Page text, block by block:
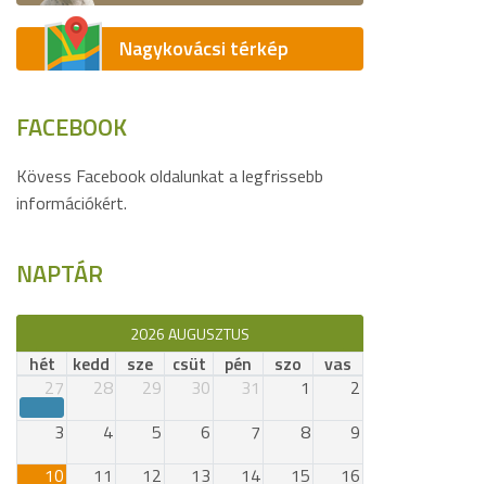
Nagykovácsi térkép
FACEBOOK
Kövess Facebook oldalunkat a legfrissebb
információkért.
NAPTÁR
2026 AUGUSZTUS
hét kedd sze csüt pén szo
vas
27
28 29 30 31 1
2
3
4 5 6 7 8
9
10
11 12 13 14 15
16